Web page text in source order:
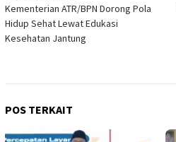
pos
Kementerian ATR/BPN Dorong Pola
Hidup Sehat Lewat Edukasi
Kesehatan Jantung
POS TERKAIT